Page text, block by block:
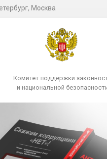
Москва
Комитет поддержки
и национальной